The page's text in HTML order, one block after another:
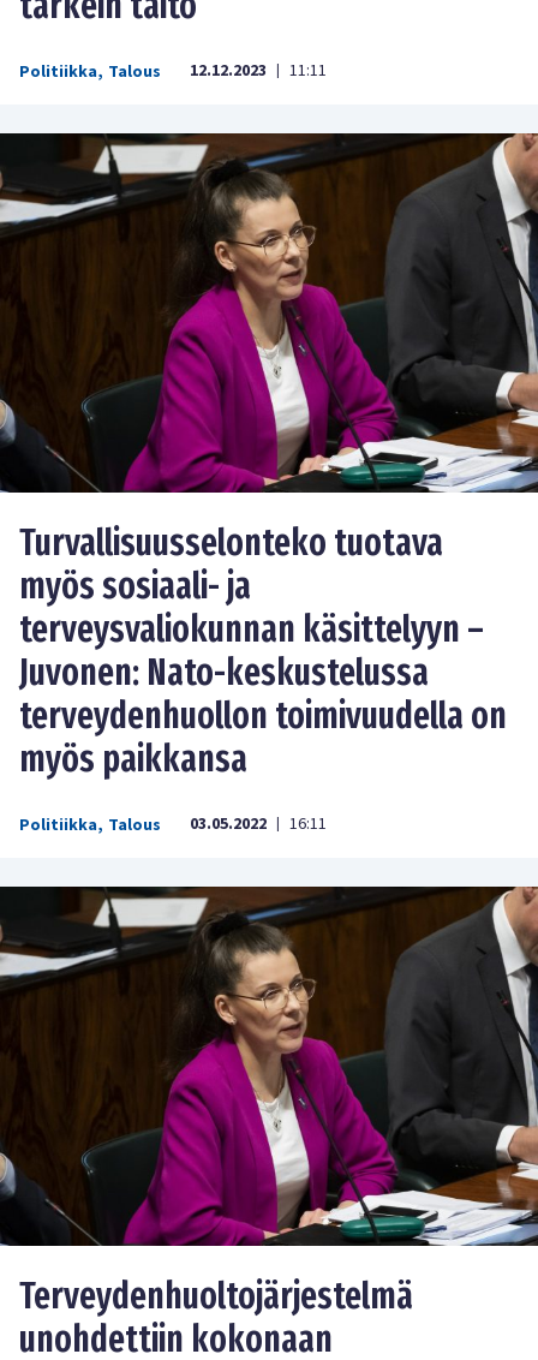
Politiikka, Talous 12.12.2023 | 11:11
Turvallisuusselonteko tuotava
myös sosiaali- ja
terveysvaliokunnan käsittelyyn –
Juvonen: Nato-keskustelussa
terveydenhuollon toimivuudella on
myös paikkansa
Politiikka, Talous 03.05.2022 | 16:11
Terveydenhuoltojärjestelmä
unohdettiin kokonaan